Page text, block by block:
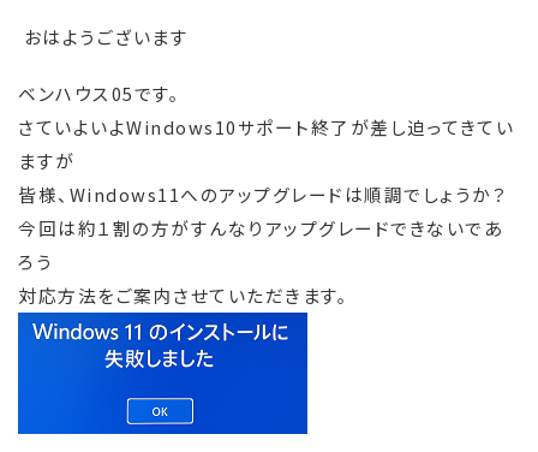
おはようございます
ベンハウス05です。
さていよいよWindows10サポート終了が差し迫ってきてい
ますが
皆様、Windows11へのアップグレードは順調でしょうか？
今回は約１割の方がすんなりアップグレードできないであ
ろう
対応方法をご案内させていただきます。